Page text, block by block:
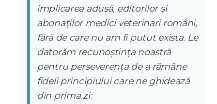
implicarea adusă, editorilor și
abonaților medici veterinari români,
fără de care nu am fi putut exista. Le
datorăm recunoștința noastră
pentru perseverența de a rămâne
fideli principiului care ne ghidează
din prima zi: